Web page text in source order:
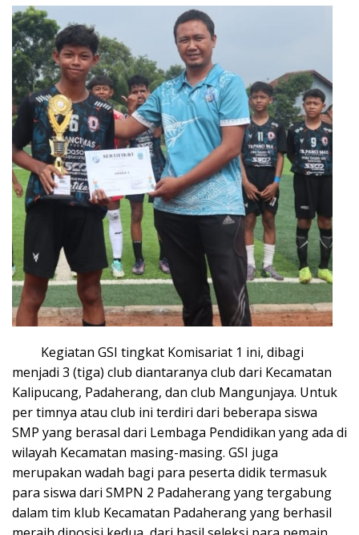
Kegiatan GSI tingkat Komisariat 1 ini, dibagi
menjadi 3 (tiga) club diantaranya club dari Kecamatan
Kalipucang, Padaherang, dan club Mangunjaya. Untuk
per timnya atau club ini terdiri dari beberapa siswa
SMP yang berasal dari Lembaga Pendidikan yang ada di
wilayah Kecamatan masing-masing. GSI juga
merupakan wadah bagi para peserta didik termasuk
para siswa dari SMPN 2 Padaherang yang tergabung
dalam tim klub Kecamatan Padaherang yang berhasil